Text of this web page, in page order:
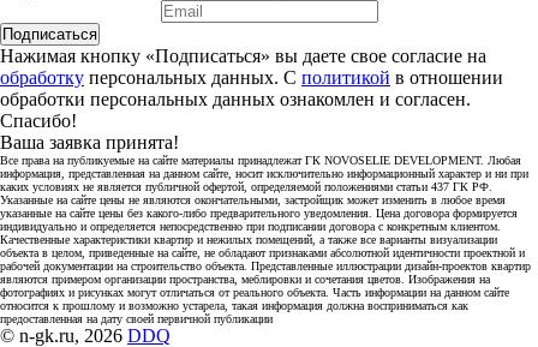
Подписаться
Нажимая кнопку «Подписаться» вы даете свое согласие на
обработку персональных данных. С политикой в отношении
обработки персональных данных ознакомлен и согласен.
Спасибо!
Ваша заявка принята!
Все права на публикуемые на сайте материалы принадлежат ГК NOVOSELIE DEVELOPMENT. Любая
информация, представленная на данном сайте, носит исключительно информационный характер и ни при
каких условиях не является публичной офертой, определяемой положениями статьи 437 ГК РФ.
Указанные на сайте цены не являются окончательными, застройщик может изменить в любое время
указанные на сайте цены без какого-либо предварительного уведомления. Цена договора формируется
индивидуально и определяется непосредственно при подписании договора с конкретным клиентом.
Качественные характеристики квартир и нежилых помещений, а также все варианты визуализации
объекта в целом, приведенные на сайте, не обладают признаками абсолютной идентичности проектной и
рабочей документации на строительство объекта. Представленные иллюстрации дизайн-проектов квартир
являются примером организации пространства, меблировки и сочетания цветов. Изображения на
фотографиях и рисунках могут отличаться от реального объекта. Часть информации на данном сайте
относится к прошлому и возможно устарела, такая информация должна восприниматься как
предоставленная на дату своей первичной публикации
© n-gk.ru, 2026 DDQ